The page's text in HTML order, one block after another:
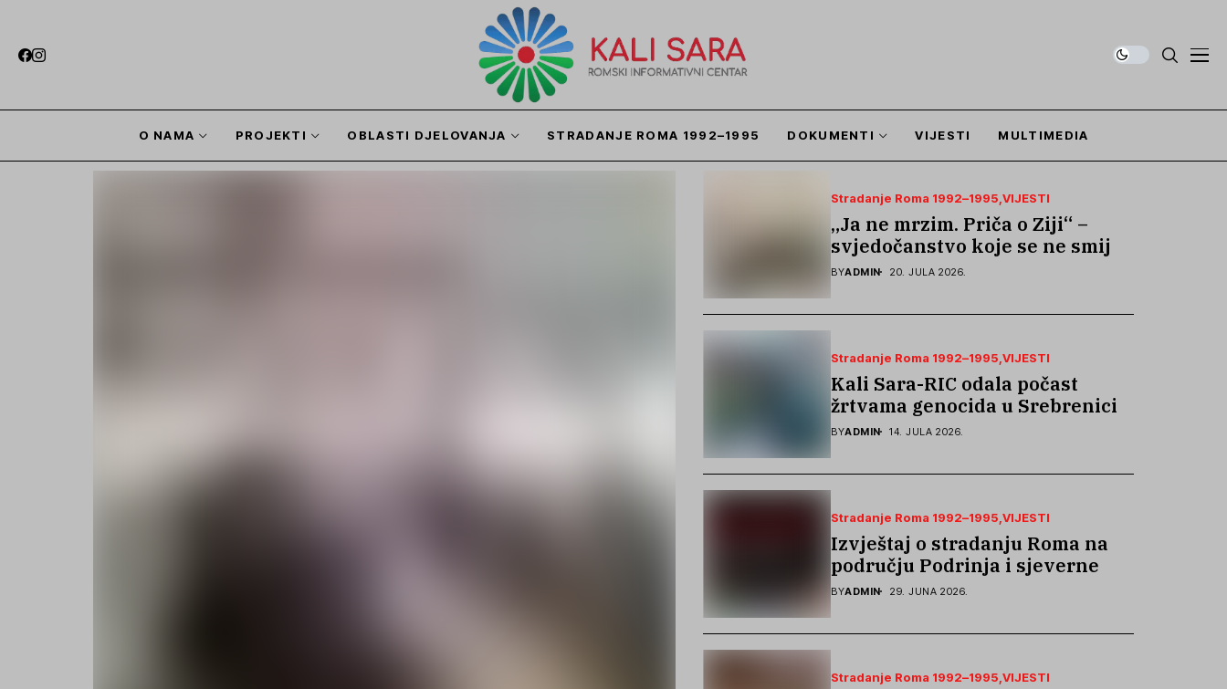
O NAMA PROJEKTI OBLASTI DJELOVANJA STRADANJE ROMA 1992–1995 DOKUMENTI VIJESTI MULTIMEDIA
Stradanje Roma 1992–1995 VIJESTI
„Ja ne mrzim. Priča o Ziji“ –
svjedočanstvo koje se ne smije
zaboraviti
BYADMIN 20. JULA 2026.
Stradanje Roma 1992–1995 VIJESTI
Kali Sara-RIC odala počast
žrtvama genocida u Srebrenici i
podsjetila na stradanje Roma iz
BYADMIN 14. JULA 2026.
Stradanje Roma 1992–1995 VIJESTI
Izvještaj o stradanju Roma na
području Podrinja i sjeverne
Bosne 1992–1995. godine
BYADMIN 29. JUNA 2026.
Stradanje Roma 1992–1995 VIJESTI